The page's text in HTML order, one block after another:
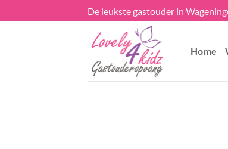
to
De leukste gastouder in
Home